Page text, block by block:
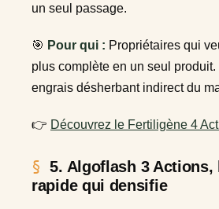
un seul passage.
🎯 Pour qui : Propriétaires qui
plus complète en un seul
engrais désherbant indirect du
👉 Découvrez le Fertiligène 4
5. Algoflash 3 Actions,
rapide qui densifie